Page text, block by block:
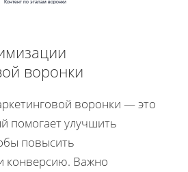
Контент по этапам воронки
воронки
воронки — это
помогает улучшить
повысить
конверсию. Важно